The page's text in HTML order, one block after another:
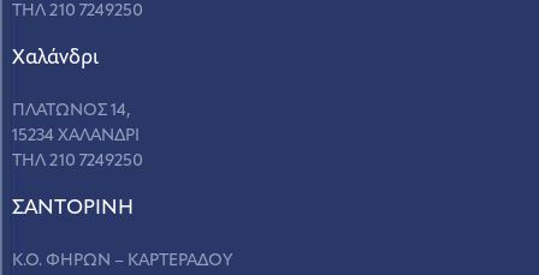
ΤΗΛ 210 7249250
Χαλάνδρι
ΠΛΑΤΩΝΟΣ 14,
15234 ΧΑΛΑΝΔΡΙ
ΤΗΛ 210 7249250
ΣANΤΟΡΙΝΗ
Κ.Ο. ΦΗΡΩΝ – ΚΑΡΤΕΡΑΔΟΥ